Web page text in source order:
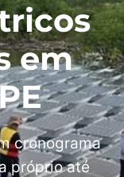
em
cronograma
próprio até